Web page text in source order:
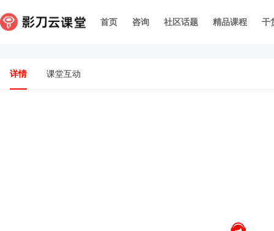
首页 咨询 社区话题 精品课程 干
详情 课堂互动